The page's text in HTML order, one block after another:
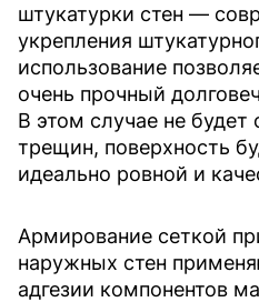
штукатурки стен —
укрепления
использование
очень прочный
В этом случае не будет
трещин, поверхность
идеально ровной и
Армирование сеткой
наружных стен
адгезии компонентов